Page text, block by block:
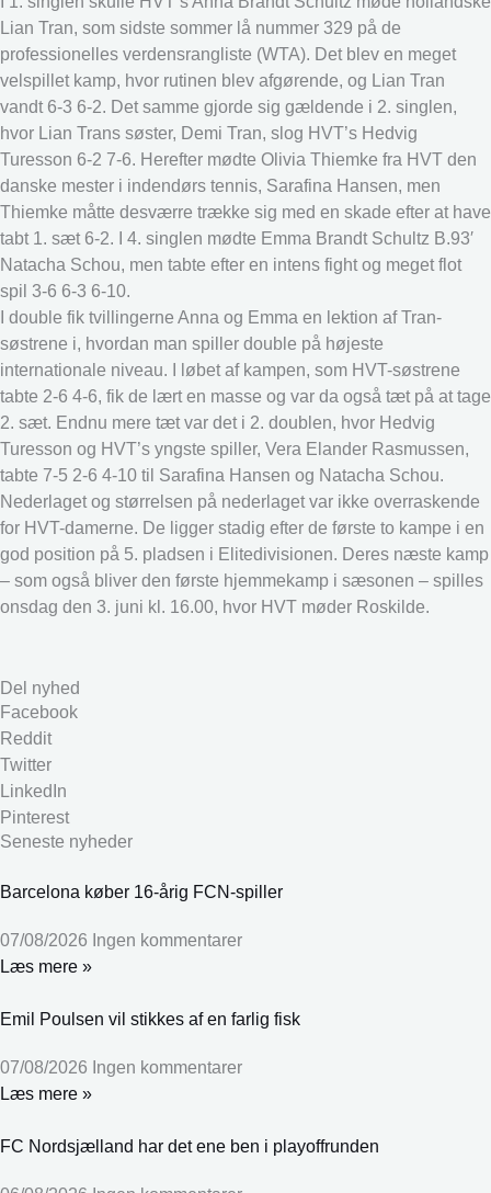
Lian Tran, som sidste sommer lå nummer 329 på de
professionelles verdensrangliste (WTA). Det blev en meget
velspillet kamp, hvor rutinen blev afgørende, og Lian Tran
vandt 6-3 6-2. Det samme gjorde sig gældende i 2. singlen,
hvor Lian Trans søster, Demi Tran, slog HVT’s Hedvig
Turesson 6-2 7-6. Herefter mødte Olivia Thiemke fra HVT den
danske mester i indendørs tennis, Sarafina Hansen, men
Thiemke måtte desværre trække sig med en skade efter at have
tabt 1. sæt 6-2. I 4. singlen mødte Emma Brandt Schultz B.93′
Natacha Schou, men tabte efter en intens fight og meget flot
spil 3-6 6-3 6-10.
I double fik tvillingerne Anna og Emma en lektion af Tran-
søstrene i, hvordan man spiller double på højeste
internationale niveau. I løbet af kampen, som HVT-søstrene
tabte 2-6 4-6, fik de lært en masse og var da også tæt på at tage
2. sæt. Endnu mere tæt var det i 2. doublen, hvor Hedvig
Turesson og HVT’s yngste spiller, Vera Elander Rasmussen,
tabte 7-5 2-6 4-10 til Sarafina Hansen og Natacha Schou.
Nederlaget og størrelsen på nederlaget var ikke overraskende
for HVT-damerne. De ligger stadig efter de første to kampe i en
god position på 5. pladsen i Elitedivisionen. Deres næste kamp
– som også bliver den første hjemmekamp i sæsonen – spilles
onsdag den 3. juni kl. 16.00, hvor HVT møder Roskilde.
Del nyhed
Facebook
Reddit
Twitter
LinkedIn
Pinterest
Seneste nyheder
Barcelona køber 16-årig FCN-spiller
07/08/2026 Ingen kommentarer
Læs mere »
Emil Poulsen vil stikkes af en farlig fisk
07/08/2026 Ingen kommentarer
Læs mere »
FC Nordsjælland har det ene ben i playoffrunden